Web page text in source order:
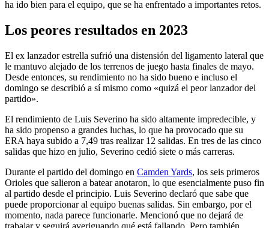
ha ido bien para el equipo, que se ha enfrentado a importantes retos.
Los peores resultados en 2023
El ex lanzador estrella sufrió una distensión del ligamento lateral que
le mantuvo alejado de los terrenos de juego hasta finales de mayo.
Desde entonces, su rendimiento no ha sido bueno e incluso el
domingo se describió a sí mismo como «quizá el peor lanzador del
partido».
El rendimiento de Luis Severino ha sido altamente impredecible, y
ha sido propenso a grandes luchas, lo que ha provocado que su
ERA haya subido a 7,49 tras realizar 12 salidas. En tres de las cinco
salidas que hizo en julio, Severino cedió siete o más carreras.
Durante el partido del domingo en Camden Yards, los seis primeros
Orioles que salieron a batear anotaron, lo que esencialmente puso fin
al partido desde el principio. Luis Severino declaró que sabe que
puede proporcionar al equipo buenas salidas. Sin embargo, por el
momento, nada parece funcionarle. Mencionó que no dejará de
trabajar y seguirá averiguando qué está fallando. Pero también